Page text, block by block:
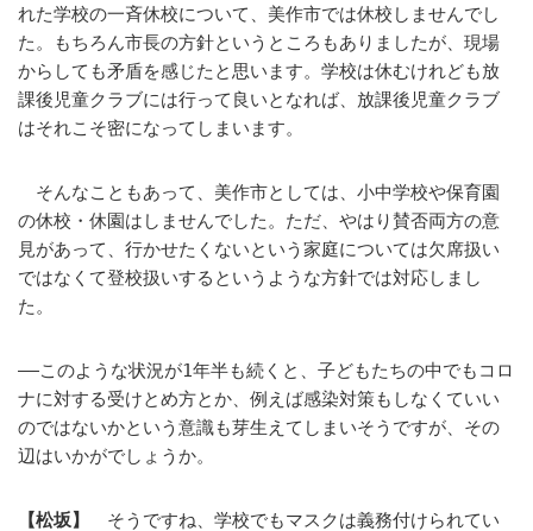
れた学校の一斉休校について、美作市では休校しませんでし
た。もちろん市長の方針というところもありましたが、現場
からしても矛盾を感じたと思います。学校は休むけれども放
課後児童クラブには行って良いとなれば、放課後児童クラブ
はそれこそ密になってしまいます。
そんなこともあって、美作市としては、小中学校や保育園
の休校・休園はしませんでした。ただ、やはり賛否両方の意
見があって、行かせたくないという家庭については欠席扱い
ではなくて登校扱いするというような方針では対応しまし
た。
――このような状況が1年半も続くと、子どもたちの中でもコロ
ナに対する受けとめ方とか、例えば感染対策もしなくていい
のではないかという意識も芽生えてしまいそうですが、その
辺はいかがでしょうか。
【松坂】
そうですね、学校でもマスクは義務付けられてい